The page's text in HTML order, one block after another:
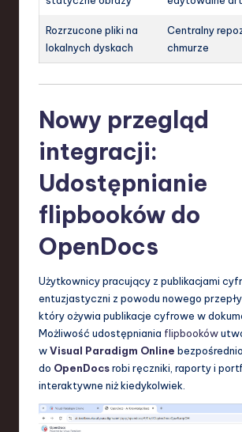
Rozrzucone pliki na
lokalnych dyskach
Centralny
chmurze
Nowy przegląd
integracji:
Udostępnianie
flipbooków do
OpenDocs
Użytkownicy pracujący z publikacjami
entuzjastyczni z powodu nowego
który ożywia publikacje cyfrowe w
Możliwość udostępniania flipbooków
wVisual Paradigm Online bezpośrednio
do OpenDocsrobi ręczniki, raporty i
interaktywne niż kiedykolwiek.